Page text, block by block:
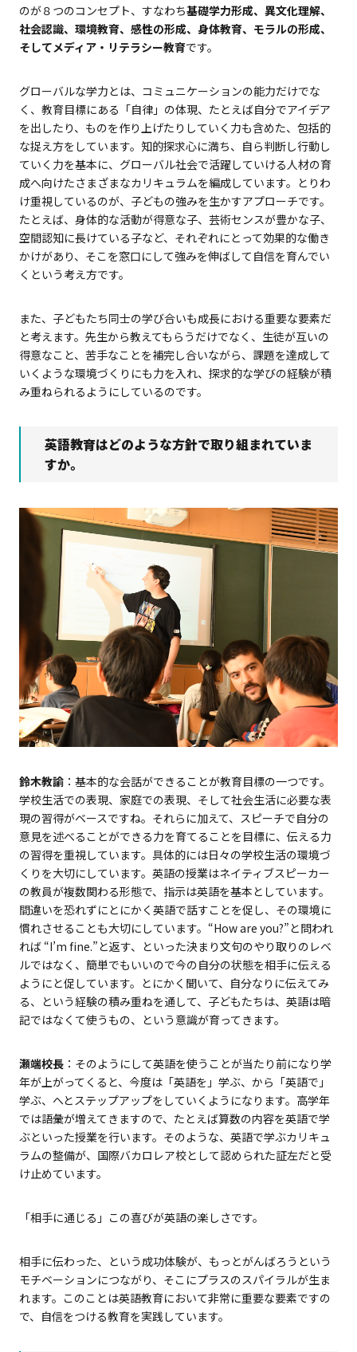
のが８つのコンセプト、すなわち基礎学力形成、異文化理解、
社会認識、環境教育、感性の形成、身体教育、モラルの形成、
そしてメディア・リテラシー教育です。
グローバルな学力とは、コミュニケーションの能力だけでな
く、教育目標にある「自律」の体現、たとえば自分でアイデア
を出したり、ものを作り上げたりしていく力も含めた、包括的
な捉え方をしています。知的探求心に満ち、自ら判断し行動し
ていく力を基本に、グローバル社会で活躍していける人材の育
成へ向けたさまざまなカリキュラムを編成しています。とりわ
け重視しているのが、子どもの強みを生かすアプローチです。
たとえば、身体的な活動が得意な子、芸術センスが豊かな子、
空間認知に長けている子など、それぞれにとって効果的な働き
かけがあり、そこを窓口にして強みを伸ばして自信を育んでい
くという考え方です。
また、子どもたち同士の学び合いも成長における重要な要素だ
と考えます。先生から教えてもらうだけでなく、生徒が互いの
得意なこと、苦手なことを補完し合いながら、課題を達成して
いくような環境づくりにも力を入れ、探求的な学びの経験が積
み重ねられるようにしているのです。
英語教育はどのような方針で取り組まれていま
すか。
鈴木教諭 ：基本的な会話ができることが教育目標の一つです。
学校生活での表現、家庭での表現、そして社会生活に必要な表
現の習得がベースですね。それらに加えて、スピーチで自分の
意見を述べることができる力を育てることを目標に、伝える力
の習得を重視しています。具体的には日々の学校生活の環境づ
くりを大切にしています。英語の授業はネイティブスピーカー
の教員が複数関わる形態で、指示は英語を基本としています。
間違いを恐れずにとにかく英語で話すことを促し、その環境に
慣れさせることも大切にしています。“How are you?”と問われ
れば “I’m fine.”と返す、といった決まり文句のやり取りのレベ
ルではなく、簡単でもいいので今の自分の状態を相手に伝える
ようにと促しています。とにかく聞いて、自分なりに伝えてみ
る、という経験の積み重ねを通して、子どもたちは、英語は暗
記ではなくて使うもの、という意識が育ってきます。
瀬端校長 ：そのようにして英語を使うことが当たり前になり学
年が上がってくると、今度は「英語を」学ぶ、から「英語で」
学ぶ、へとステップアップをしていくようになります。高学年
では語彙が増えてきますので、たとえば算数の内容を英語で学
ぶといった授業を行います。そのような、英語で学ぶカリキュ
ラムの整備が、国際バカロレア校として認められた証左だと受
け止めています。
「相手に通じる」この喜びが英語の楽しさです。
相手に伝わった、という成功体験が、もっとがんばろうという
モチベーションにつながり、そこにプラスのスパイラルが生ま
れます。このことは英語教育において非常に重要な要素ですの
で、自信をつける教育を実践しています。